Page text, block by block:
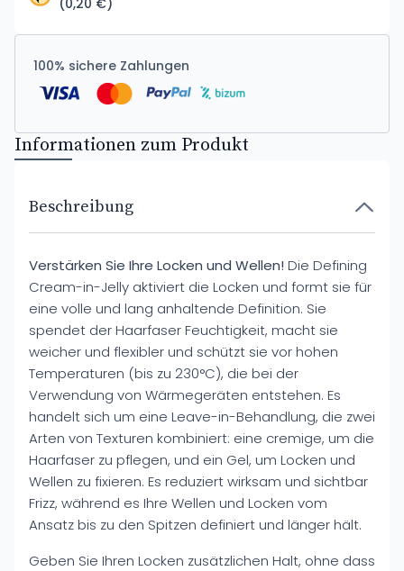
(0,20 €)
100% sichere Zahlungen
Informationen zum Produkt
Beschreibung
Verstärken Sie Ihre Locken und Wellen! Die Defining
Cream-in-Jelly aktiviert die Locken und formt sie für
eine volle und lang anhaltende Definition. Sie
spendet der Haarfaser Feuchtigkeit, macht sie
weicher und flexibler und schützt sie vor hohen
Temperaturen (bis zu 230°C), die bei der
Verwendung von Wärmegeräten entstehen. Es
handelt sich um eine Leave-in-Behandlung, die zwei
Arten von Texturen kombiniert: eine cremige, um die
Haarfaser zu pflegen, und ein Gel, um Locken und
Wellen zu fixieren. Es reduziert wirksam und sichtbar
Frizz, während es Ihre Wellen und Locken vom
Ansatz bis zu den Spitzen definiert und länger hält.
Geben Sie Ihren Locken zusätzlichen Halt, ohne dass